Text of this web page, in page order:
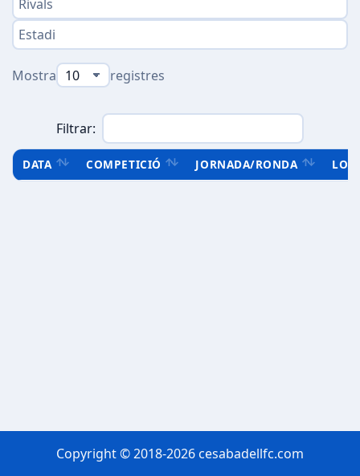
Mostra registres
Filtrar:
DATA COMPETICIÓ JORNADA/RONDA
Copyright © 2018-2026 cesabadellfc.com